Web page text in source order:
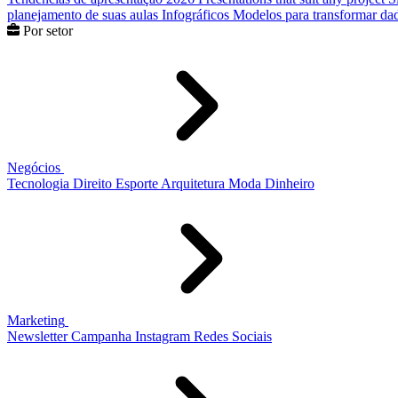
planejamento de suas aulas Infográficos Modelos para transformar
Por setor
Negócios
Tecnologia Direito Esporte Arquitetura Moda Dinheiro
Marketing
Newsletter Campanha Instagram Redes Sociais